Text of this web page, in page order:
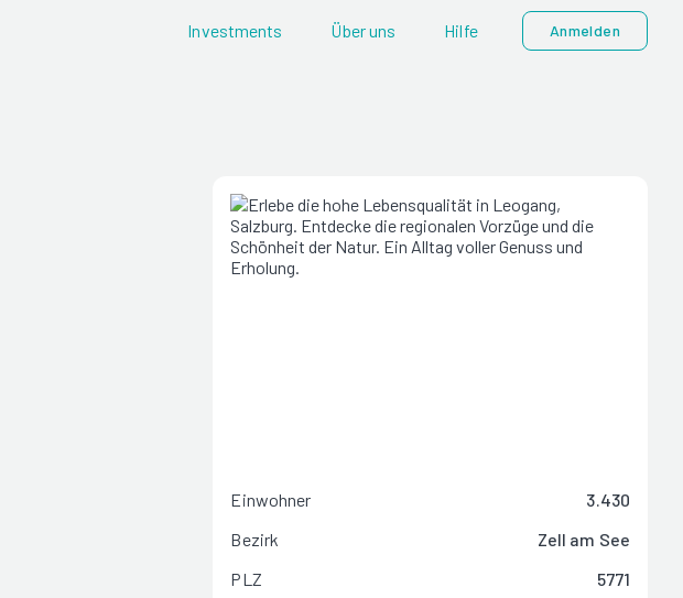
Investments Über uns Hilfe Anmelden
Einwohner
3.430
Bezirk
Zell am See
PLZ
5771